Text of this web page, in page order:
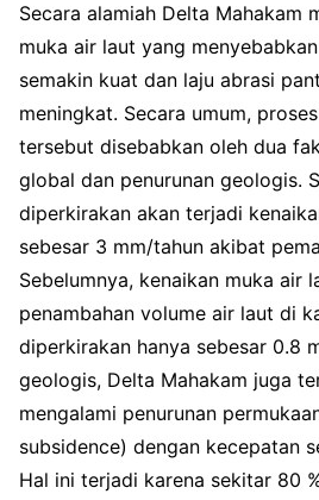
Secara alamiah Delta Mahakam
muka air laut yang
semakin kuat dan laju abrasi
meningkat. Secara umum,
tersebut disebabkan oleh dua
global dan penurunan geologis.
diperkirakan akan terjadi
sebesar 3 mm/tahun akibat
Sebelumnya, kenaikan muka air
penambahan volume air laut di
diperkirakan hanya sebesar 0.8
geologis, Delta Mahakam juga
mengalami penurunan
subsidence) dengan kecepatan
Hal ini terjadi karena sekitar 80